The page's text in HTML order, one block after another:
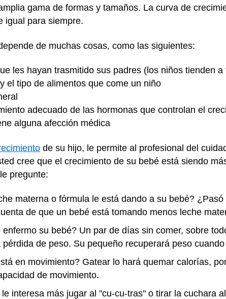
gama de formas y tamaños. La curva de
igual para siempre.
de muchas cosas, como las siguientes:
les hayan trasmitido sus padres (los niños tienden
el tipo de alimentos que come un niño
adecuado de las hormonas que controlan el
alguna afección médica
de su hijo, le permite al profesional del
cree que el crecimiento de su bebé está siendo
pregunte:
materna o fórmula le está dando a su bebé? ¿Pasó
de que un bebé está tomando menos leche
enfermo su bebé? Un par de días sin comer, sobre
pérdida de peso. Su pequeño recuperará peso
en movimiento? Gatear lo hará quemar calorías,
de movimiento.
interesa más jugar al "cu-cu-tras" o tirar la cuchara